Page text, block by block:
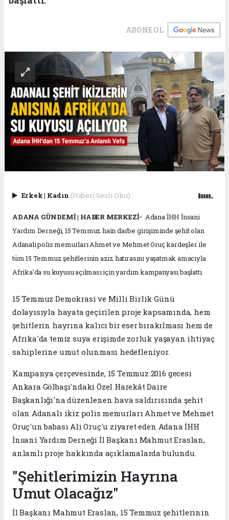
ABONE OL
Erkek| Kadın (Haberi Sesli Oku)
ADANA GÜNDEMİ | HABER MERKEZİ- Adana İHH İnsani
Yardım Derneği, 15 Temmuz hain darbe girişiminde şehit olan
Adanalı polis memurları Ahmet ve Mehmet Oruç kardeşler ile
tüm 15 Temmuz şehitlerinin aziz hatırasını yaşatmak amacıyla
Afrika'da su kuyusu açılması için yardım kampanyası başlattı.
15 Temmuz Demokrasi ve Milli Birlik Günü
dolayısıyla hayata geçirilen proje kapsamında, hem
şehitlerin hayrına kalıcı bir eser bırakılması hem de
Afrika'da temiz suya erişimde zorluk yaşayan ihtiyaç
sahiplerine umut olunması hedefleniyor.
Kampanya çerçevesinde, 15 Temmuz 2016 gecesi
Ankara Gölbaşı'ndaki Özel Harekât Daire
Başkanlığı'na düzenlenen hava saldırısında şehit
olan Adanalı ikiz polis memurları Ahmet ve Mehmet
Oruç'un babası Ali Oruç'u ziyaret eden Adana İHH
İnsani Yardım Derneği İl Başkanı Mahmut Eraslan,
anlamlı proje hakkında açıklamalarda bulundu.
"Şehitlerimizin Hayrına
Umut Olacağız"
İl Başkanı Mahmut Eraslan, 15 Temmuz şehitlerinin